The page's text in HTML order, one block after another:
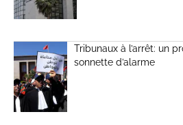
Tribunaux à l’arrêt: un
sonnette d’alarme